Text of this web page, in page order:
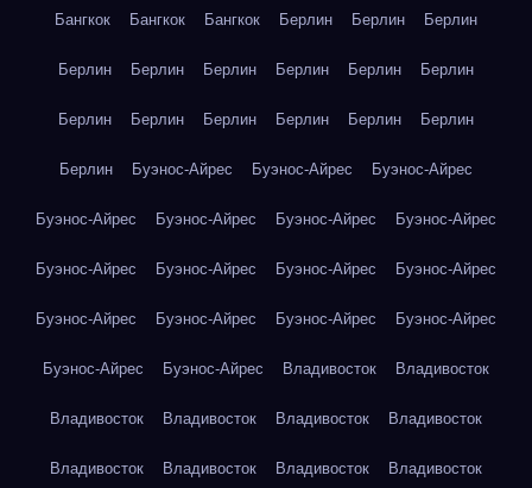
Бангкок Бангкок Бангкок Берлин Берлин Берлин
Берлин Берлин Берлин Берлин Берлин Берлин
Берлин Берлин Берлин Берлин Берлин Берлин
Берлин Буэнос-Айрес Буэнос-Айрес Буэнос-Айрес
Буэнос-Айрес Буэнос-Айрес Буэнос-Айрес Буэнос-Айрес
Буэнос-Айрес Буэнос-Айрес Буэнос-Айрес Буэнос-Айрес
Буэнос-Айрес Буэнос-Айрес Буэнос-Айрес Буэнос-Айрес
Буэнос-Айрес Буэнос-Айрес Владивосток Владивосток
Владивосток Владивосток Владивосток Владивосток
Владивосток Владивосток Владивосток Владивосток